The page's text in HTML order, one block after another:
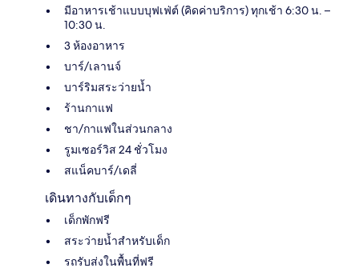
มีอาหารเช้าแบบบุฟเฟ่ต์ (คิดค่าบริการ) ทุกเช้า 6:30 น. –
10:30 น.
3 ห้องอาหาร
บาร์/เลานจ์
บาร์ริมสระว่ายน้ำ
ร้านกาแฟ
ชา/กาแฟในส่วนกลาง
รูมเซอร์วิส 24 ชั่วโมง
สแน็คบาร์/เดลี่
เดินทางกับเด็กๆ
เด็กพักฟรี
สระว่ายน้ำสำหรับเด็ก
รถรับส่งในพื้นที่ฟรี